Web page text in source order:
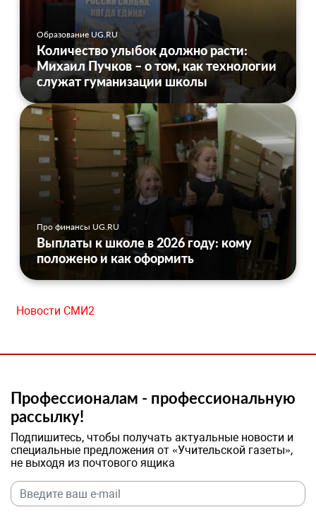
Образование UG.RU
Количество улыбок должно расти:
Михаил Пучков – о том, как технологии
служат гуманизации школы
Про финансы UG.RU
Выплаты к школе в 2026 году: кому
положено и как оформить
Новости СМИ2
Профессионалам - профессиональную
рассылку!
Подпишитесь, чтобы получать актуальные новости и
специальные предложения от «Учительской газеты»,
не выходя из почтового ящика